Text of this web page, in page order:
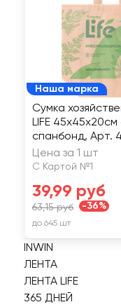
Наша марка
Сумка
LIFE
спанбонд, Арт.
Цена за 1 шт
С Картой №1
39,99 руб
63,15 руб -36%
до 645 шт
INWIN
ЛЕНТА
ЛЕНТА LIFE
365 ДНЕЙ